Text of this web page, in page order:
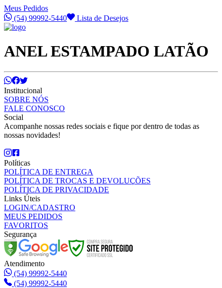
Meus Pedidos
(54) 99992-5440
Lista de Desejos
ANEL ESTAMPADO LATÃO
Institucional
SOBRE NÓS
FALE CONOSCO
Social
Acompanhe nossas redes sociais e fique por dentro de todas as
nossas novidades!
Políticas
POLÍTICA DE ENTREGA
POLÍTICA DE TROCAS E DEVOLUÇÕES
POLÍTICA DE PRIVACIDADE
Links Úteis
LOGIN/CADASTRO
MEUS PEDIDOS
FAVORITOS
Segurança
Atendimento
(54) 99992-5440
(54) 99992-5440